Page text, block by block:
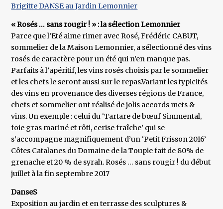
Brigitte DANSE au Jardin Lemonnier
« Rosés … sans rougir ! » : la sélection Lemonnier
Parce que l’Eté aime rimer avec Rosé, Frédéric CABUT,
sommelier de la Maison Lemonnier, a sélectionné des vins
rosés de caractère pour un été qui n’en manque pas.
Parfaits à l’apéritif, les vins rosés choisis par le sommelier
et les chefs le seront aussi sur le repas.Variant les typicités
des vins en provenance des diverses régions de France,
chefs et sommelier ont réalisé de jolis accords mets &
vins. Un exemple : celui du ‘Tartare de bœuf Simmental,
foie gras mariné et rôti, cerise fraîche’ qui se
s’accompagne magnifiquement d’un ‘Petit Frisson 2016’
Côtes Catalanes du Domaine de la Toupie fait de 80% de
grenache et 20 % de syrah. Rosés … sans rougir ! du début
juillet à la fin septembre 2017
DanseS
Exposition au jardin et en terrasse des sculptures &